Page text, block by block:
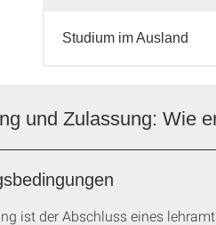
Studium im Ausland
und Zulassung: Wie
ist der Abschluss eines